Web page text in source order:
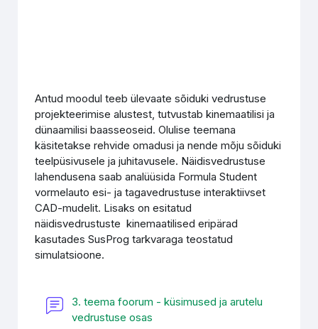
Antud moodul teeb ülevaate sõiduki vedrustuse
projekteerimise alustest, tutvustab kinemaatilisi ja
dünaamilisi baasseoseid. Olulise teemana
käsitetakse rehvide omadusi ja nende mõju sõiduki
teelpüsivusele ja juhitavusele. Näidisvedrustuse
lahendusena saab analüüsida Formula Student
vormelauto esi- ja tagavedrustuse interaktiivset
CAD-mudelit. Lisaks on esitatud
näidisvedrustuste kinemaatilised eripärad
kasutades SusProg tarkvaraga teostatud
simulatsioone.
3. teema foorum - küsimused ja arutelu
vedrustuse osas